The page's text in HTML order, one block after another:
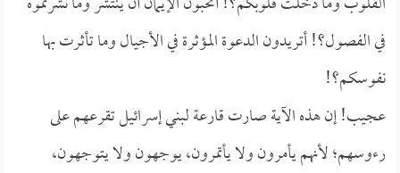
في الفصول؟! أتريدون الدعوة المؤثرة في الأجيال وما تأثرت بها
نفوسكم؟!
عجيب! إن هذه الآية صارت قارعة لبني إسرائيل تقرعهم على
رءوسهم؛ لأنهم يأمرون ولا يأتمرون، يوجهون ولا يتوجهون،